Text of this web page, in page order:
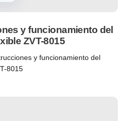
y funcionamiento del
ZVT-8015
y funcionamiento del
8015